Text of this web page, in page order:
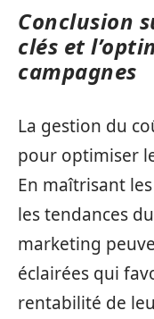
Conclusion
clés et
campagnes
La gestion du
pour optimiser
En maîtrisant
les tendances
marketing
éclairées qui
rentabilité de